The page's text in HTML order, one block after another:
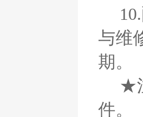
与维
期。
★
件。